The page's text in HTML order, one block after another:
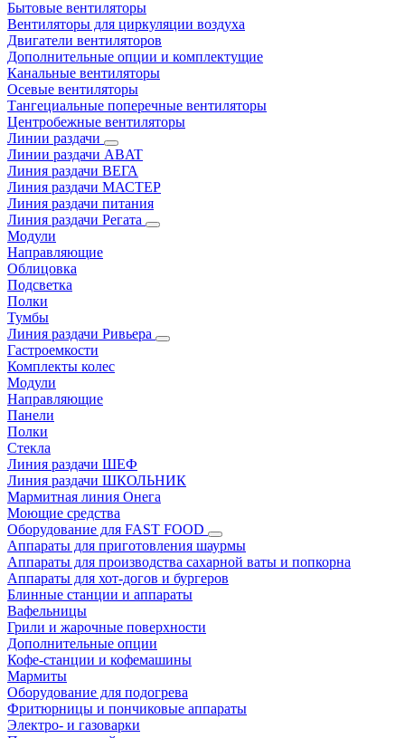
Бытовые вентиляторы
Вентиляторы для циркуляции воздуха
Двигатели вентиляторов
Дополнительные опции и комплектущие
Канальные вентиляторы
Осевые вентиляторы
Тангециальные поперечные вентиляторы
Центробежные вентиляторы
Линии раздачи
Линии раздачи ABAT
Линия раздачи ВЕГА
Линия раздачи МАСТЕР
Линия раздачи питания
Линия раздачи Регата
Модули
Направляющие
Облицовка
Подсветка
Полки
Тумбы
Линия раздачи Ривьера
Гастроемкости
Комплекты колес
Модули
Направляющие
Панели
Полки
Стекла
Линия раздачи ШЕФ
Линия раздачи ШКОЛЬНИК
Мармитная линия Онега
Моющие средства
Оборудование для FAST FOOD
Аппараты для приготовления шаурмы
Аппараты для производства сахарной ваты и попкорна
Аппараты для хот-догов и бургеров
Блинные станции и аппараты
Вафельницы
Грили и жарочные поверхности
Дополнительные опции
Кофе-станции и кофемашины
Мармиты
Оборудование для подогрева
Фритюрницы и пончиковые аппараты
Электро- и газоварки